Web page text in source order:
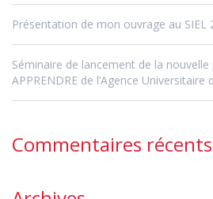
Présentation de mon ouvrage au SIEL
Séminaire de lancement de la
APPRENDRE de l’Agence
Commentaires récents